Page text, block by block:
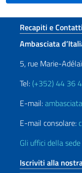
Sezione
Recapiti e Contatti
Ambasciata
5, rue Marie-
Tel: (+352) 44 36
E-mail:
E-mail consolare:
Gli uffici della sede
Iscriviti alla